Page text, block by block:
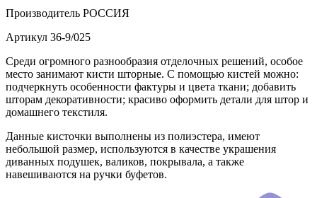
Производитель РОССИЯ
Артикул 36-9/025
Среди огромного разнообразия отделочных решений, особое
место занимают кисти шторные. С помощью кистей можно:
подчеркнуть особенности фактуры и цвета ткани; добавить
шторам декоративности; красиво оформить детали для штор и
домашнего текстиля.
Данные кисточки выполнены из полиэстера, имеют
небольшой размер, используются в качестве украшения
диванных подушек, валиков, покрывала, а также
навешиваются на ручки буфетов.